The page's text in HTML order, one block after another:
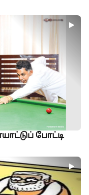
போட்டி